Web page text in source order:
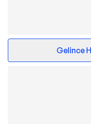
Gelince